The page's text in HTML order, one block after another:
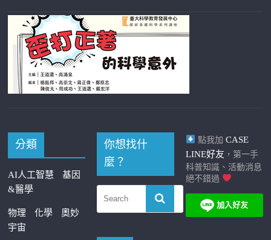
分類
AI人工智慧
基因
&醫學
物理 化學
奧妙
宇宙
你想找什
麼？
點我加 CASE
LINE好友 ，第一手
科普知識、活動消息
絕不錯過